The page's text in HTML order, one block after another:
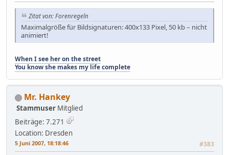
Zitat von: Forenregeln
Maximalgröße für Bildsignaturen: 400x133 Pixel, 50 kb – nicht
animiert!
When I see her on the street
You know she makes my life complete
Mr. Hankey
Stammuser Mitglied
Beiträge: 7.271
Location: Dresden
5 Juni 2007, 18:18:46 #383